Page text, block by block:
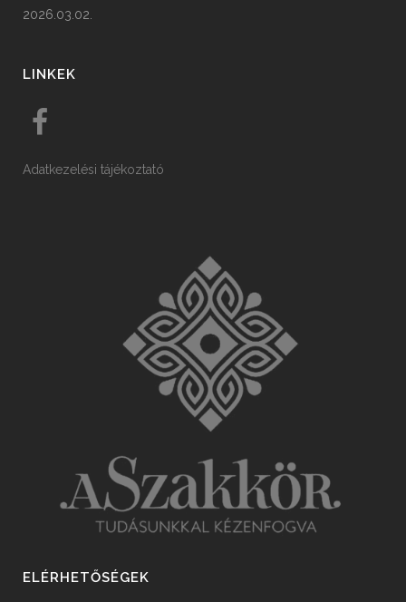
2026.03.02.
LINKEK
Adatkezelési tájékoztató
ELÉRHETŐSÉGEK